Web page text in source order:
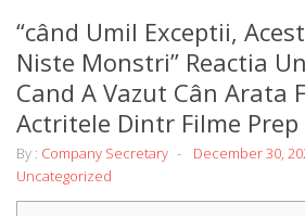
“când Umil Exceptii,
Niste Monstri” Reactia
Cand A Vazut Cân Arata
Actritele Dintr Filme
By : Company Secretary December 30,
Uncategorized